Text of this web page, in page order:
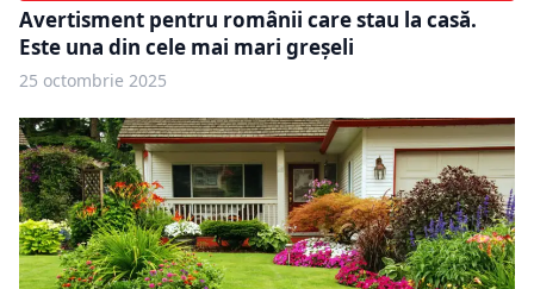
Avertisment pentru românii care stau la casă.
Este una din cele mai mari greșeli
25 octombrie 2025